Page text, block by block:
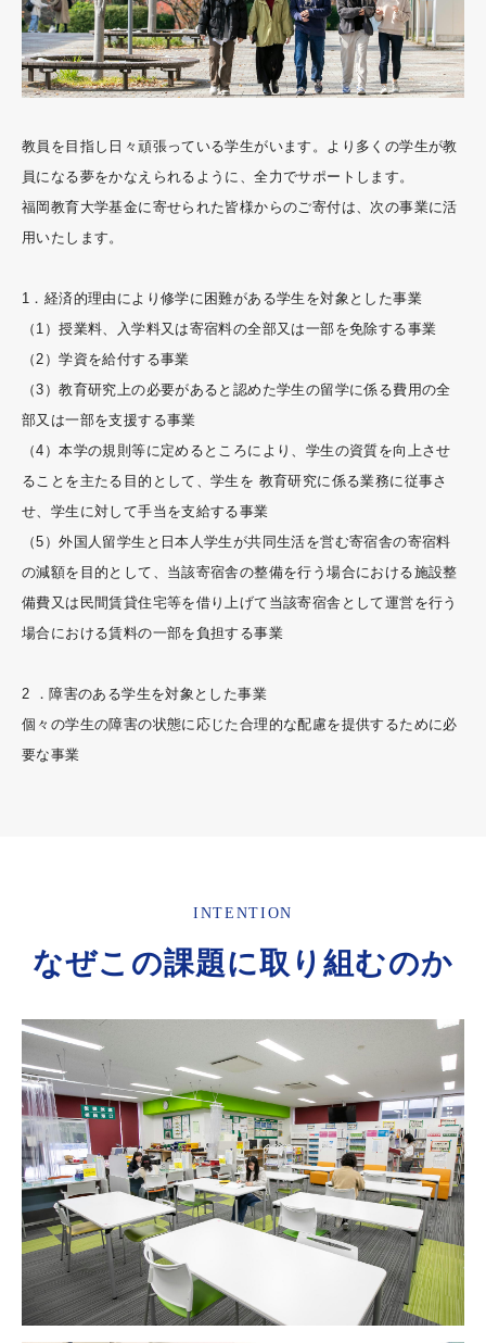
教員を目指し日々頑張っている学生がいます。より多くの学生が教
員になる夢をかなえられるように、全力でサポートします。
福岡教育大学基金に寄せられた皆様からのご寄付は、次の事業に活
用いたします。
1．経済的理由により修学に困難がある学生を対象とした事業
（1）授業料、入学料又は寄宿料の全部又は一部を免除する事業
（2）学資を給付する事業
（3）教育研究上の必要があると認めた学生の留学に係る費用の全
部又は一部を支援する事業
（4）本学の規則等に定めるところにより、学生の資質を向上させ
ることを主たる目的として、学生を 教育研究に係る業務に従事さ
せ、学生に対して手当を支給する事業
（5）外国人留学生と日本人学生が共同生活を営む寄宿舎の寄宿料
の減額を目的として、当該寄宿舎の整備を行う場合における施設整
備費又は民間賃貸住宅等を借り上げて当該寄宿舎として運営を行う
場合における賃料の一部を負担する事業
2 ．障害のある学生を対象とした事業
個々の学生の障害の状態に応じた合理的な配慮を提供するために必
要な事業
INTENTION
なぜこの課題に取り組むのか